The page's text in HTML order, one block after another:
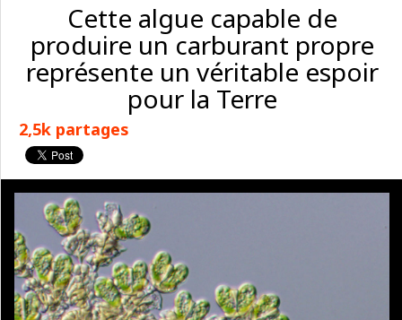
Cette algue capable de
produire un carburant propre
représente un véritable espoir
pour la Terre
2,5k partages